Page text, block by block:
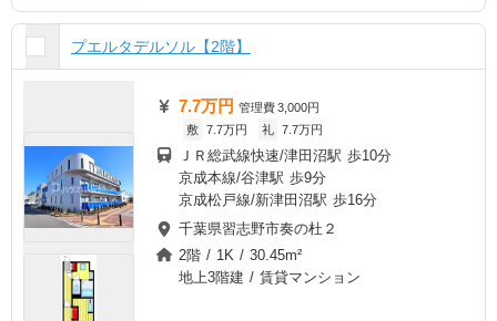
プエルタデルソル【2階】
7.7万円 管理費3,000円
敷 7.7万円 礼 7.7万円
ＪＲ総武線快速/津田沼駅 歩10分
京成本線/谷津駅 歩9分
京成松戸線/新津田沼駅 歩16分
千葉県習志野市奏の杜２
2階 / 1K / 30.45m²
地上3階建 / 賃貸マンション